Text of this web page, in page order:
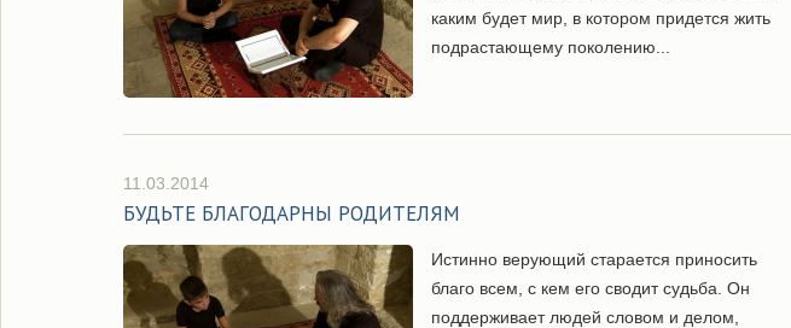
каким будет мир, в котором придется жить
подрастающему поколению...
11.03.2014
БУДЬТЕ БЛАГОДАРНЫ РОДИТЕЛЯМ
Истинно верующий старается приносить
благо всем, с кем его сводит судьба. Он
поддерживает людей словом и делом,